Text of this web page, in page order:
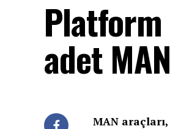
Platform
adet
MAN